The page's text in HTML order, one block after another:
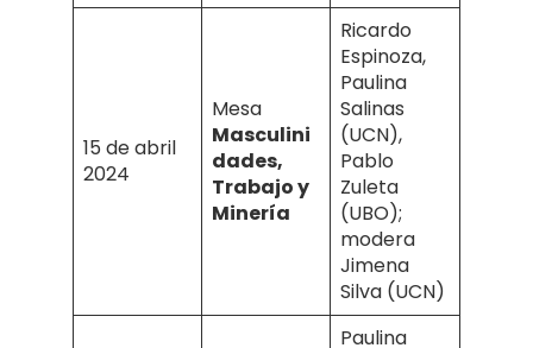
15 de abril
2024
Mesa
Masculini
dades,
Trabajo y
Minería
Ricardo
Espinoza,
Paulina
Salinas
(UCN),
Pablo
Zuleta
(UBO);
modera
Jimena
Silva (UCN)
Paulina